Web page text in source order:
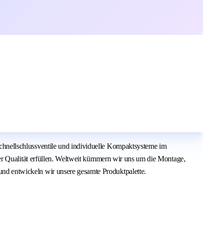
und individuelle Kompaktsysteme im
Qualität erfüllen. Weltweit kümmern wir uns um die Montage,
entwickeln wir unsere gesamte Produktpalette.